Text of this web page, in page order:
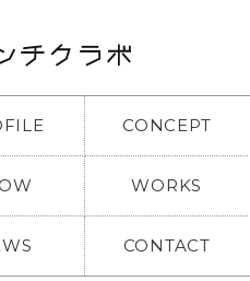
CONCEPT
WORKS
CONTACT